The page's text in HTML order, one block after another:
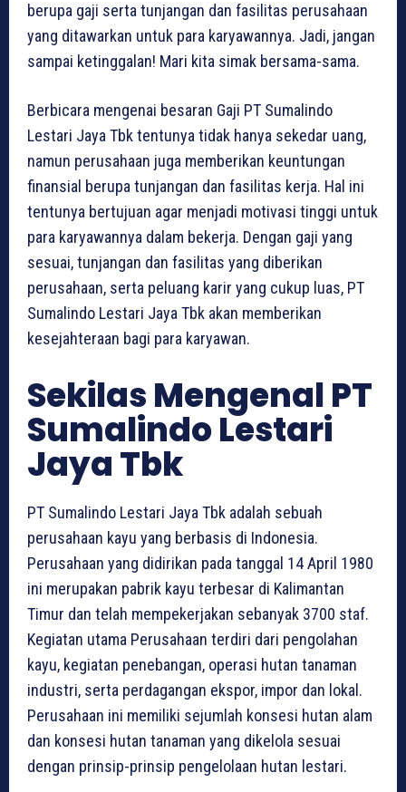
berupa gaji serta tunjangan dan fasilitas perusahaan
yang ditawarkan untuk para karyawannya. Jadi, jangan
sampai ketinggalan! Mari kita simak bersama-sama.
Berbicara mengenai besaran Gaji PT Sumalindo
Lestari Jaya Tbk tentunya tidak hanya sekedar uang,
namun perusahaan juga memberikan keuntungan
finansial berupa tunjangan dan fasilitas kerja. Hal ini
tentunya bertujuan agar menjadi motivasi tinggi untuk
para karyawannya dalam bekerja. Dengan gaji yang
sesuai, tunjangan dan fasilitas yang diberikan
perusahaan, serta peluang karir yang cukup luas, PT
Sumalindo Lestari Jaya Tbk akan memberikan
kesejahteraan bagi para karyawan.
Sekilas Mengenal PT
Sumalindo Lestari
Jaya Tbk
PT Sumalindo Lestari Jaya Tbk adalah sebuah
perusahaan kayu yang berbasis di Indonesia.
Perusahaan yang didirikan pada tanggal 14 April 1980
ini merupakan pabrik kayu terbesar di Kalimantan
Timur dan telah mempekerjakan sebanyak 3700 staf.
Kegiatan utama Perusahaan terdiri dari pengolahan
kayu, kegiatan penebangan, operasi hutan tanaman
industri, serta perdagangan ekspor, impor dan lokal.
Perusahaan ini memiliki sejumlah konsesi hutan alam
dan konsesi hutan tanaman yang dikelola sesuai
dengan prinsip-prinsip pengelolaan hutan lestari.